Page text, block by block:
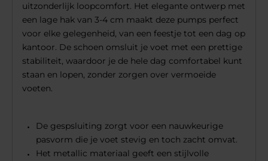
uitzonderlijk loopcomfort. Het elegante ontwerp met
een lage hak van 3-4 cm maakt deze pumps perfect
voor elke gelegenheid, van een feestje tot een dag op
kantoor. De schoen omsluit je voet met een prettige
stabiliteit, waardoor je de hele dag comfortabel kunt
staan en lopen, zonder zorgen over vermoeide
voeten.
De gespsluiting zorgt voor een nauwkeurige
pasvorm die je voet stevig en toch zacht omvat.
Het metallic materiaal geeft een stijlvolle